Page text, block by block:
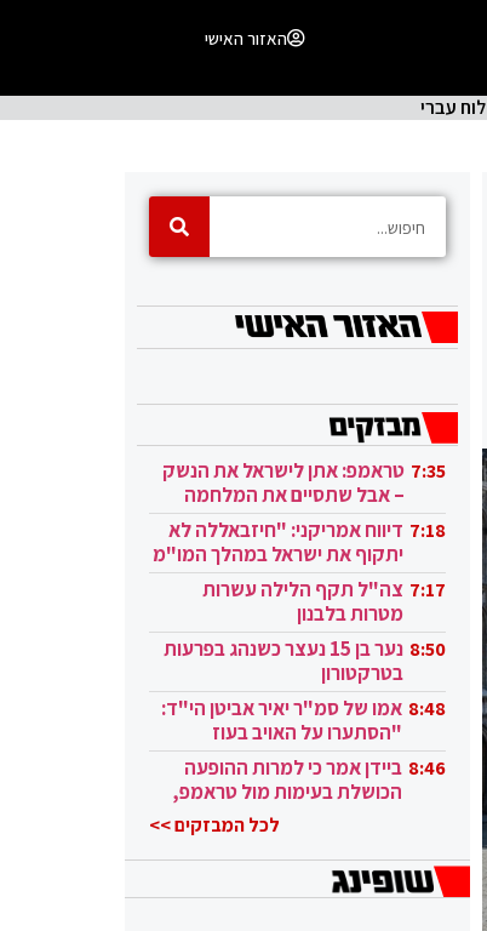
האזור האישי
לוח עברי
7:35 טראמפ: אתן לישראל את הנשק
– אבל שתסיים את המלחמה
בעזה 7:18 דיווח אמריקני: "חיזבאללה לא
יתקוף את ישראל במהלך המו"מ
בקטאר" 7:17 צה"ל תקף הלילה עשרות
מטרות בלבנון
8:50
נער בן 15 נעצר כשנהג בפרעות
בטרקטורון
8:48 אמו של סמ"ר יאיר אביטן הי"ד:
"הסתערו על האויב בעוז
ובגבורה" 8:46 ביידן אמר כי למרות ההופעה
הכושלת בעימות מול טראמפ,
לכל המבזקים >>